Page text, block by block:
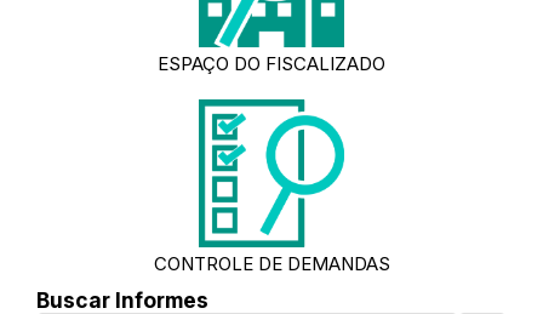
ESPAÇO DO FISCALIZADO
CONTROLE DE DEMANDAS
Buscar Informes